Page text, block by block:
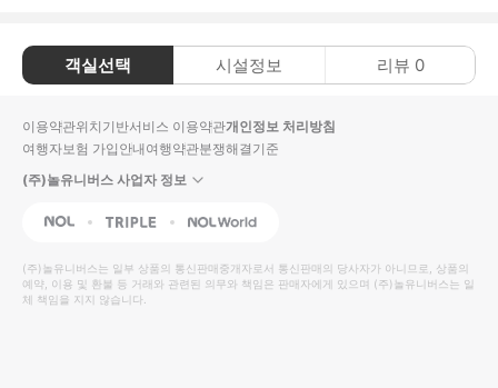
객실선택 시설정보 리뷰 0
이용약관위치기반서비스 이용약관개인정보 처리방침
여행자보험 가입안내여행약관분쟁해결기준
(주)놀유니버스 사업자 정보
NOL Triple Interpark Global
(주)놀유니버스는 일부 상품의 통신판매중개자로서 통신판매의 당사자가 아니므로, 상품의
예약, 이용 및 환불 등 거래와 관련된 의무와 책임은 판매자에게 있으며 (주)놀유니버스는 일
체 책임을 지지 않습니다.